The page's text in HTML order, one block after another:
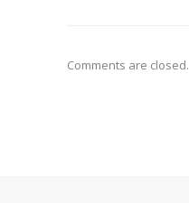
Comments are closed.